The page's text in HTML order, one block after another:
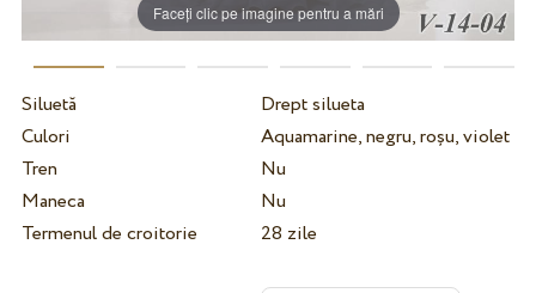
Faceți clic pe imagine pentru a mări
Siluetă
Drept silueta
Culori
Aquamarine, negru, roșu, violet
Tren
Nu
Maneca
Nu
Termenul de croitorie
28 zile